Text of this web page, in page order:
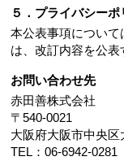
５．プライバシー
本公表事項につい
は、改訂内容を公表
お問い合わせ先
赤田善株式会社
〒540-0021
大阪府大阪市中央区
TEL：06-6942-0281